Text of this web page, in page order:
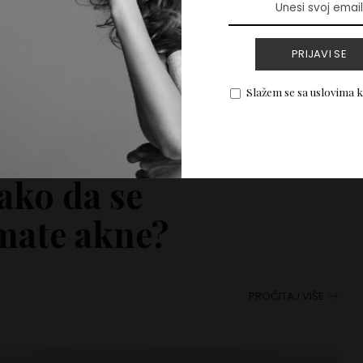
PRIJAVI SE
Slažem se sa uslovima
da se
akne?